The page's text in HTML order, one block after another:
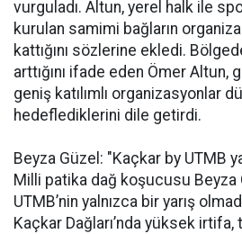
vurguladı. Altun, yerel halk ile
kurulan samimi bağların
kattığını sözlerine ekledi.
arttığını ifade eden Ömer Altun,
geniş katılımlı organizasyonlar
hedeflediklerini dile getirdi.
Beyza Güzel: "Kaçkar by UTMB
Milli patika dağ koşucusu Beyza
UTMB’nin yalnızca bir yarış
Kaçkar Dağları’nda yüksek